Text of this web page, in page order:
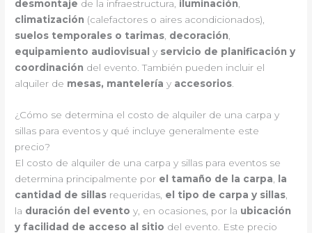
desmontaje de la infraestructura, iluminación
climatización (calefactores o aires acondicionados),
suelos temporales o tarimas decoración
equipamiento audiovisual y servicio de planificación y
coordinación del evento. También pueden incluir el
alquiler de mesas, mantelería y accesorios
¿Cómo se determina el costo de alquiler de una carpa y
sillas para eventos y qué incluye generalmente este
precio?
El costo de alquiler de una carpa y sillas para eventos se
determina principalmente por el tamaño de la carpa
la
cantidad de sillas requeridas, el tipo de carpa y sillas
la duración del evento y, en ocasiones, por la ubicación
y facilidad de acceso al sitio del evento. Este precio